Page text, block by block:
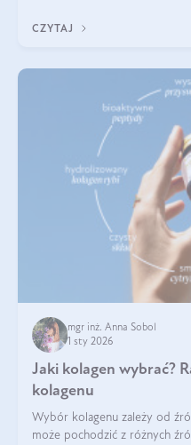
CZYTAJ
mgr inż. Anna Sobol
1 sty 2026
Jaki kolagen wybrać?
kolagenu
Wybór kolagenu zależy od
może pochodzić z różnych